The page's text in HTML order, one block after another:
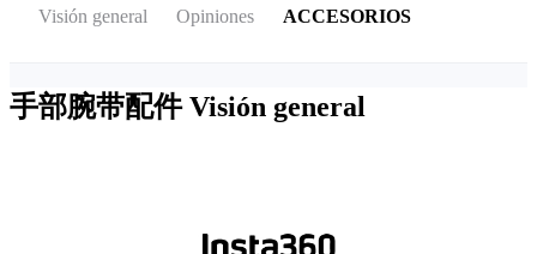
Visión general Opiniones ACCESORIOS
手部腕带配件Visión general